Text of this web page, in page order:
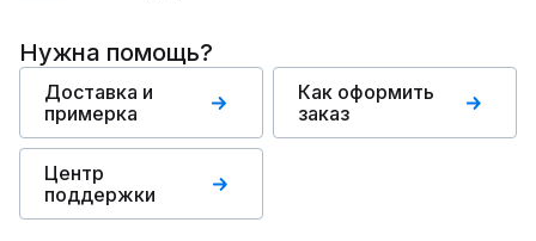
Нужна помощь?
Доставка и
примерка
Как оформить
заказ
Центр
поддержки